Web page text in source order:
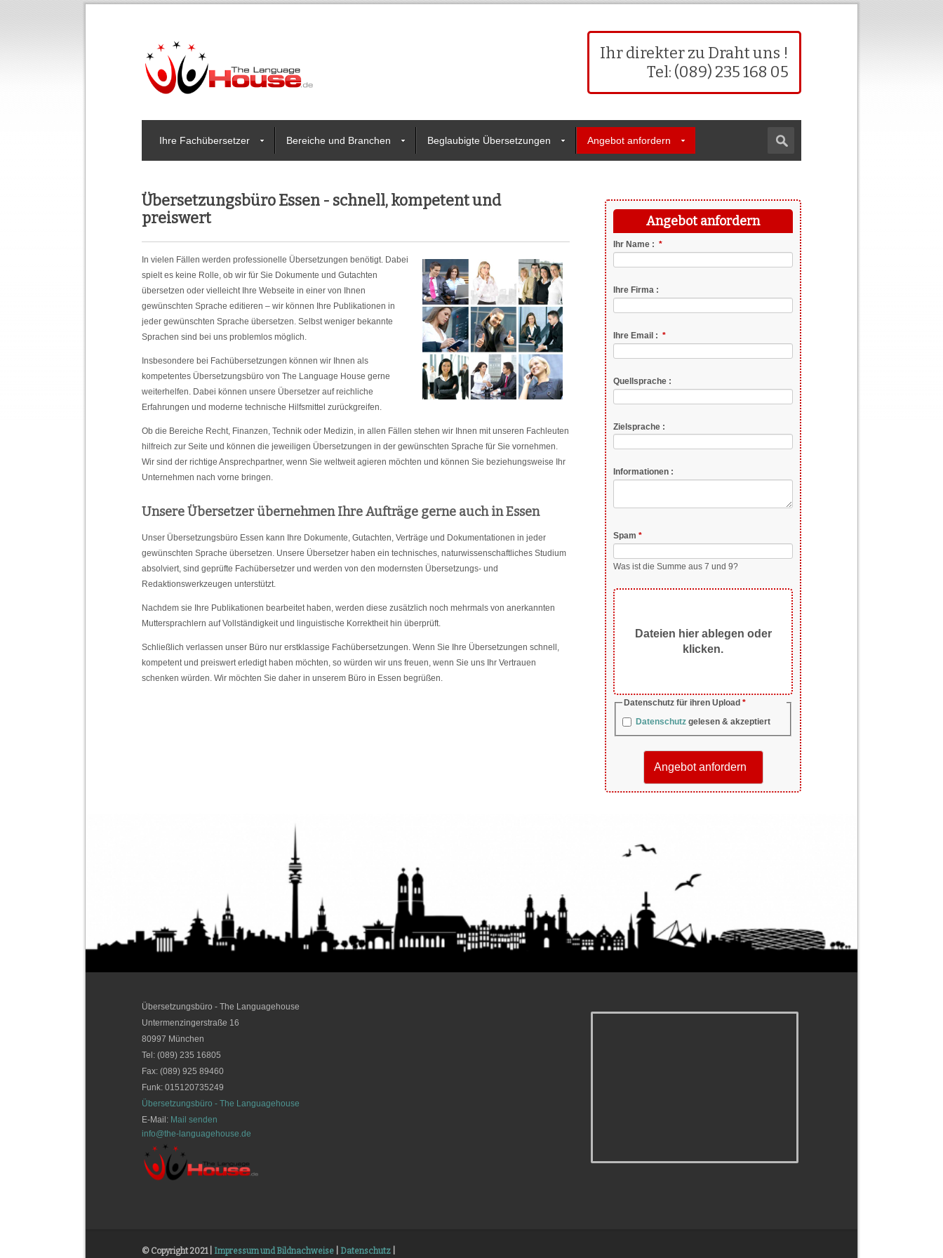
Ihr direkter zu Draht uns !
Tel: (089) 235 168 05
Ihre Fachübersetzer Bereiche und Branchen Beglaubigte Übersetzungen Angebot anfordern
Übersetzungsbüro Essen - schnell, kompetent und
preiswert
In vielen Fällen werden professionelle Übersetzungen benötigt. Dabei
spielt es keine Rolle, ob wir für Sie Dokumente und Gutachten
übersetzen oder vielleicht Ihre Webseite in einer von Ihnen
gewünschten Sprache editieren – wir können Ihre Publikationen in
jeder gewünschten Sprache übersetzen. Selbst weniger bekannte
Sprachen sind bei uns problemlos möglich.
Insbesondere bei Fachübersetzungen können wir Ihnen als
kompetentes Übersetzungsbüro von The Language House gerne
weiterhelfen. Dabei können unsere Übersetzer auf reichliche
Erfahrungen und moderne technische Hilfsmittel zurückgreifen.
Ob die Bereiche Recht, Finanzen, Technik oder Medizin, in allen Fällen stehen wir Ihnen mit unseren Fachleuten
hilfreich zur Seite und können die jeweiligen Übersetzungen in der gewünschten Sprache für Sie vornehmen.
Wir sind der richtige Ansprechpartner, wenn Sie weltweit agieren möchten und können Sie beziehungsweise Ihr
Unternehmen nach vorne bringen.
Unsere Übersetzer übernehmen Ihre Aufträge gerne auch in Essen
Unser Übersetzungsbüro Essen kann Ihre Dokumente, Gutachten, Verträge und Dokumentationen in jeder
gewünschten Sprache übersetzen. Unsere Übersetzer haben ein technisches, naturwissenschaftliches Studium
absolviert, sind geprüfte Fachübersetzer und werden von den modernsten Übersetzungs- und
Redaktionswerkzeugen unterstützt.
Nachdem sie Ihre Publikationen bearbeitet haben, werden diese zusätzlich noch mehrmals von anerkannten
Muttersprachlern auf Vollständigkeit und linguistische Korrektheit hin überprüft.
Schließlich verlassen unser Büro nur erstklassige Fachübersetzungen. Wenn Sie Ihre Übersetzungen schnell,
kompetent und preiswert erledigt haben möchten, so würden wir uns freuen, wenn Sie uns Ihr Vertrauen
schenken würden. Wir möchten Sie daher in unserem Büro in Essen begrüßen.
Angebot anfordern
Pflichtfeld
Ihr Name : *
Ihre Firma :
Pflichtfeld
Ihre Email : *
Quellsprache :
Zielsprache :
Informationen :
Pflichtfeld
Spam *
Was ist die Summe aus 7 und 9?
Dateien hier ablegen oder
klicken.
Pflichtfeld
Datenschutz für ihren Upload *
Datenschutz gelesen & akzeptiert
Übersetzungsbüro - The Languagehouse
Untermenzingerstraße 16
80997 München
Tel: (089) 235 16805
Fax: (089) 925 89460
Funk: 015120735249
Übersetzungsbüro - The Languagehouse
E-Mail: Mail senden
info@the-languagehouse.de
© Copyright 2021 | Impressum und Bildnachweise Datenschutz